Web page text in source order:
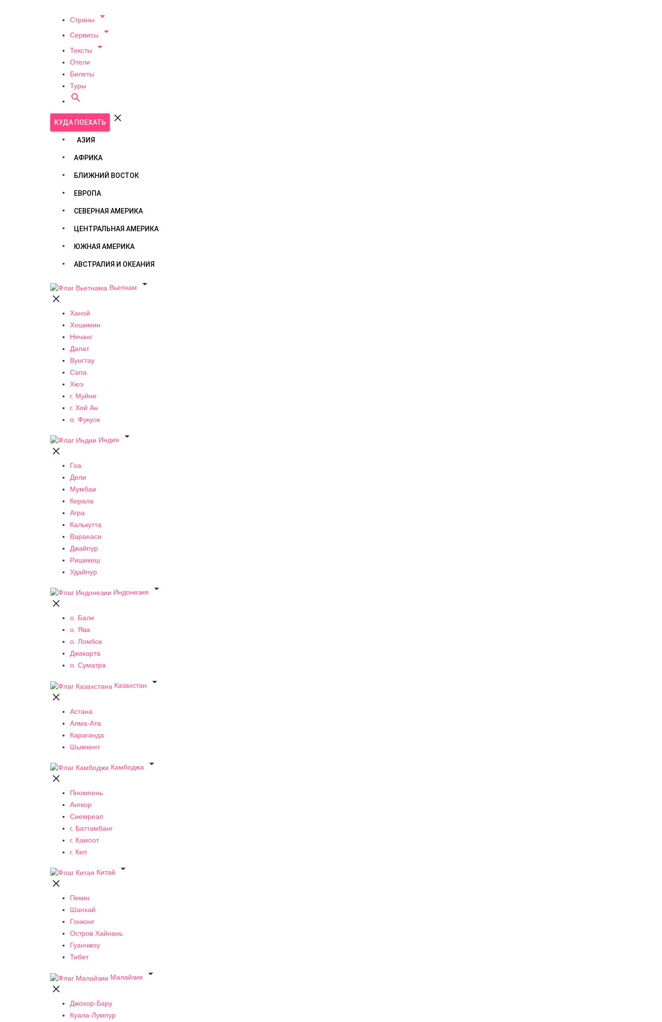
Страны 
Сервисы 
Тексты 
Отели
Билеты
Туры

КУДА ПОЕХАТЬ 
АЗИЯ
АФРИКА
БЛИЖНИЙ ВОСТОК
ЕВРОПА
СЕВЕРНАЯ АМЕРИКА
ЦЕНТРАЛЬНАЯ АМЕРИКА
ЮЖНАЯ АМЕРИКА
АВСТРАЛИЯ И ОКЕАНИЯ
Вьетнам


Ханой
Хошимин
Нячанг
Далат
Вунгтау
Сапа
Хюэ
г. Муйне
г. Хой Ан
о. Фукуок
Индия


Гоа
Дели
Мумбаи
Керала
Агра
Калькутта
Варанаси
Джайпур
Ришикеш
Удайпур
Индонезия


о. Бали
о. Ява
о. Ломбок
Джакарта
о. Суматра
Казахстан


Астана
Алма-Ата
Караганда
Шымкент
Камбоджа


Пномпень
Ангкор
Сиемреап
г. Баттамбанг
г. Кампот
г. Кеп
Китай


Пекин
Шанхай
Гонконг
Остров Хайнань
Гуанчжоу
Тибет
Малайзия


Джохор-Бару
Куала-Лумпур